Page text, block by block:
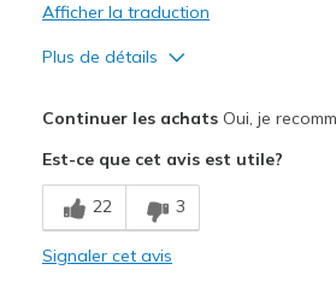
Afficher la traduction
Plus de détails
Breathe Well
Comfortable
Continuer les achatsOui, je
Est-ce que cet avis est utile?
22 3
Signaler cet avis